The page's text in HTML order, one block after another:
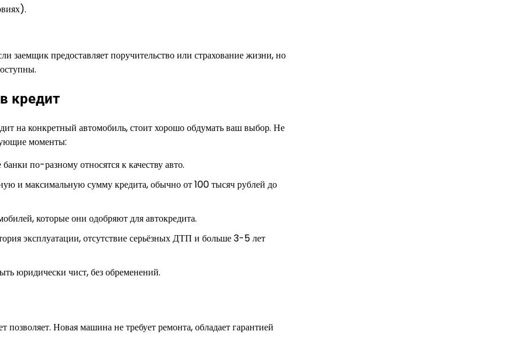
заемщик предоставляет поручительство или страхование жизни, но
кредит
на конкретный автомобиль, стоит хорошо обдумать ваш выбор. Не
моменты:
по-разному относятся к качеству авто.
и максимальную сумму кредита, обычно от 100 тысяч рублей до
которые они одобряют для автокредита.
эксплуатации, отсутствие серьёзных ДТП и больше 3-5 лет
юридически чист, без обременений.
Новая машина не требует ремонта, обладает гарантией